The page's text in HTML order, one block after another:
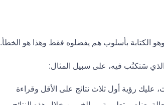
الكتابة بأسلوب هم يفضلوه فقط وهذا هو الخطأ.
الذي سَتكتُب فيه، على سبيل المثال:
رؤية أول ثلاث نتائج على الأقل وقراءة